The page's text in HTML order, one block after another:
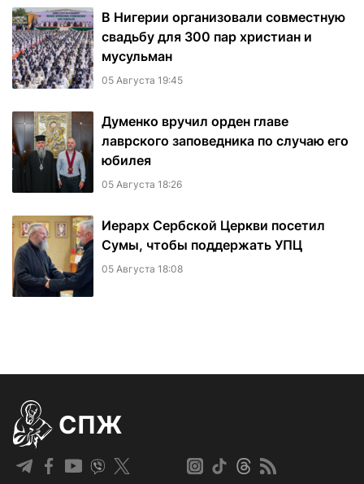
В Нигерии организовали совместную
свадьбу для 300 пар христиан и
мусульман
05 Августа 19:45
Думенко вручил орден главе
лаврского заповедника по случаю его
юбилея
05 Августа 18:26
Иерарх Сербской Церкви посетил
Сумы, чтобы поддержать УПЦ
05 Августа 18:08
СПЖ